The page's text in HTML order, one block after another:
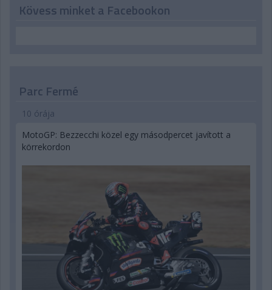
Kövess minket a Facebookon
Parc Fermé
10 órája
MotoGP: Bezzecchi közel egy másodpercet javított a
körrekordon